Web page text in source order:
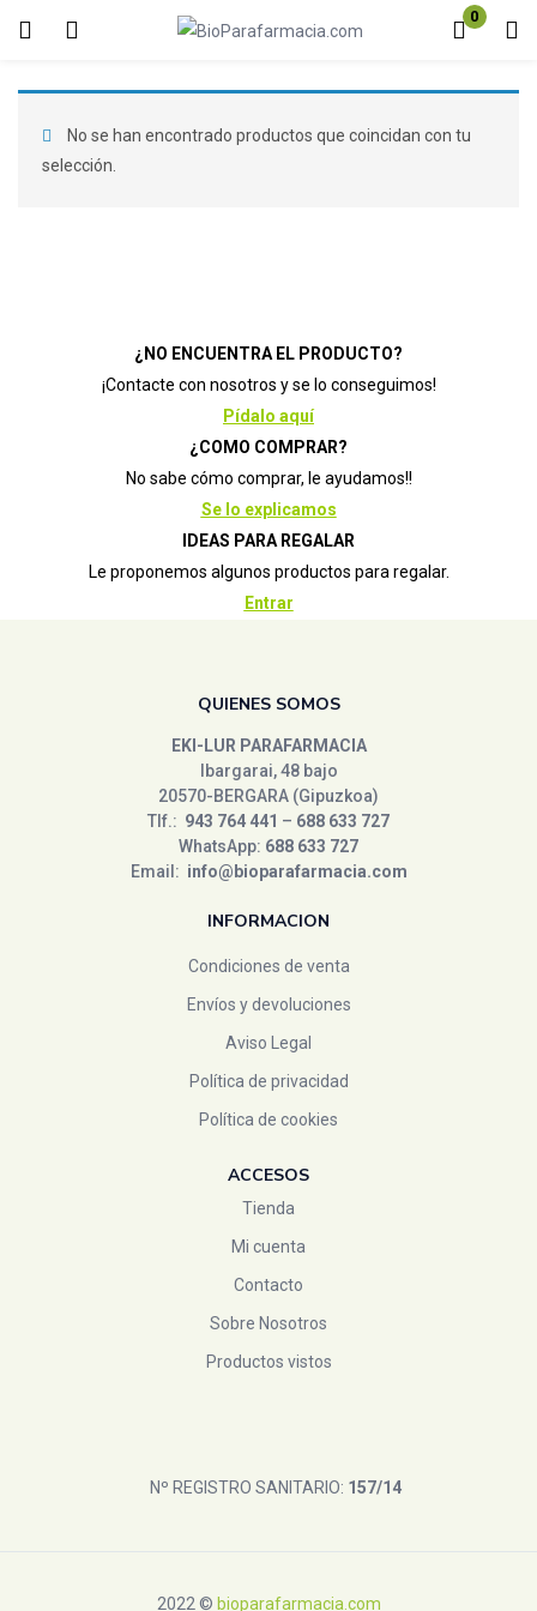
0
Inicio de sesión Registro
Introduzca su nombre de usuario y contraseña para iniciar sesión.
No se han encontrado productos que coincidan con tu
selección.
¿NO ENCUENTRA EL PRODUCTO?
¡Contacte con nosotros y se lo conseguimos!
Pídalo aquí
¿COMO COMPRAR?
No sabe cómo comprar, le ayudamos!!
Se lo explicamos
IDEAS PARA REGALAR
Le proponemos algunos productos para regalar.
Entrar
QUIENES SOMOS
EKI-LUR PARAFARMACIA
Ibargarai, 48 bajo
20570-BERGARA (Gipuzkoa)
Tlf.: 943 764 441 – 688 633 727
WhatsApp: 688 633 727
Email: info@bioparafarmacia.com
INFORMACION
Condiciones de venta
Envíos y devoluciones
Aviso Legal
Política de privacidad
Política de cookies
ACCESOS
Tienda
Mi cuenta
Contacto
Sobre Nosotros
Productos vistos
Nº REGISTRO SANITARIO: 157/14
2022 © bioparafarmacia.com